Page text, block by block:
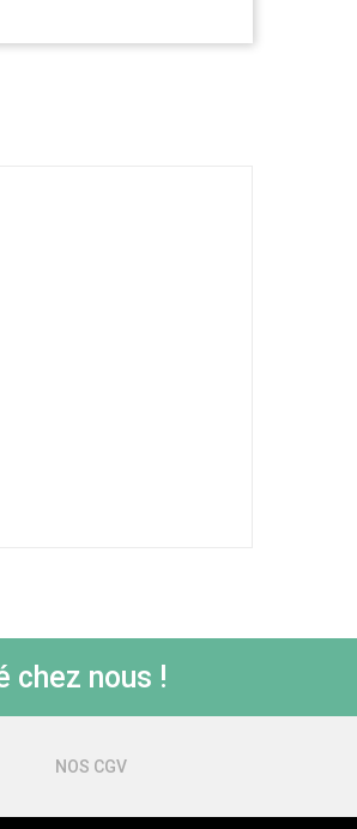
chez nous !
NOS CGV